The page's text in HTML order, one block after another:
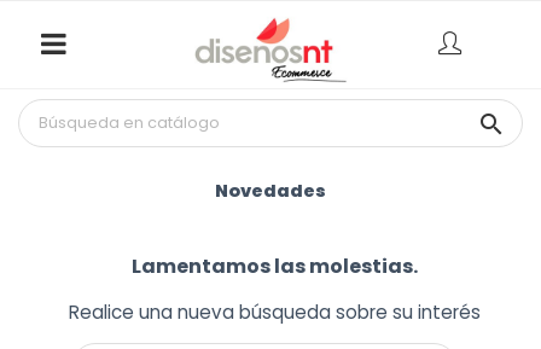

Novedades
Lamentamos las molestias.
Realice una nueva búsqueda sobre su interés